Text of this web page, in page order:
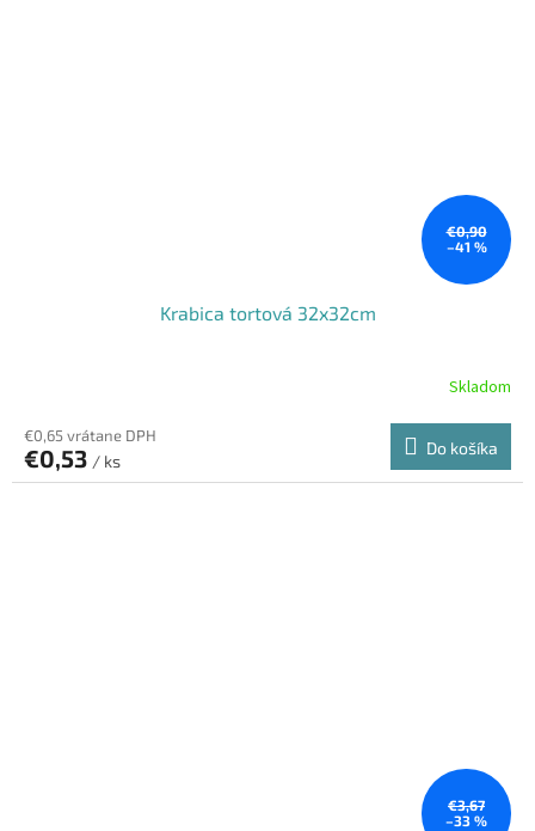
€0,90
–41 %
Krabica tortová 32x32cm
Skladom
€0,65 vrátane DPH
€0,53 / ks
Do košíka
€3,67
–33 %